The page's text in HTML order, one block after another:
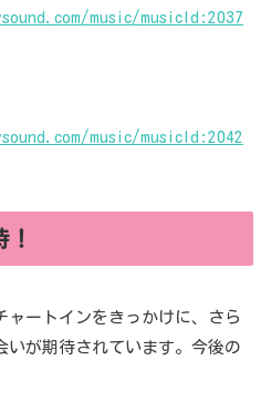
music/musicId:2037
music/musicId:2042
ャートインをきっかけに、さら
いが期待されています。今後の